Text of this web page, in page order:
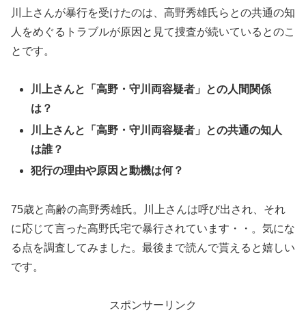
川上さんが暴行を受けたのは、高野秀雄氏らとの共通の知
人をめぐるトラブルが原因と見て捜査が続いているとのこ
とです。
川上さんと「高野・守川両容疑者」との人間関係
は？
川上さんと「高野・守川両容疑者」との共通の知人
は誰？
犯行の理由や原因と動機は何？
75歳と高齢の高野秀雄氏。川上さんは呼び出され、それ
に応じて言った高野氏宅で暴行されています・・。気にな
る点を調査してみました。最後まで読んで貰えると嬉しい
です。
スポンサーリンク